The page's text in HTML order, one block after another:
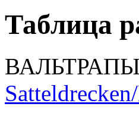
Таблица
ВАЛЬТРАПЫ